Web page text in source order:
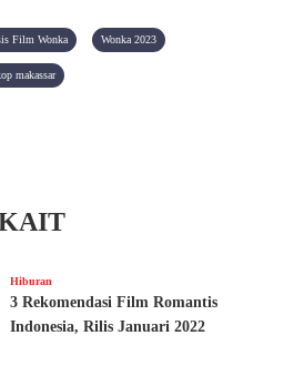
Film Wonka Wonka 2023
makassar
Hiburan
3 Rekomendasi Film Romantis
Indonesia, Rilis Januari 2022